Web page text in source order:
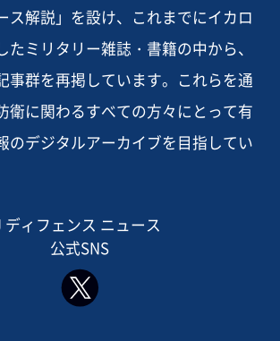
ス解説」を設け、これまでにイカロ
たミリタリー雑誌・書籍の中から、
事群を再掲しています。これらを通
衛に関わるすべての方々にとって有
のデジタルアーカイブを目指してい
ディフェンス ニュース
公式SNS